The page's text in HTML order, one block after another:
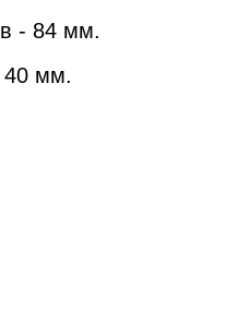
- 84 мм.
40 мм.